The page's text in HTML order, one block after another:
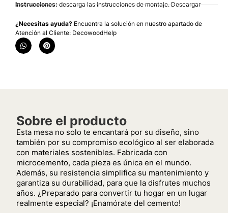
Instrucciones:descarga las instrucciones de montaje. Descargar
¿Necesitas ayuda? Encuentra la solución en nuestro apartado de
Atención al Cliente: DecowoodHelp
Sobre el producto
Esta mesa no solo te encantará por su diseño, sino
también por su compromiso ecológico al ser elaborada
con materiales sostenibles. Fabricada con
microcemento, cada pieza es única en el mundo.
Además, su resistencia simplifica su mantenimiento y
garantiza su durabilidad, para que la disfrutes muchos
años. ¿Preparado para convertir tu hogar en un lugar
realmente especial? ¡Enamórate del cemento!